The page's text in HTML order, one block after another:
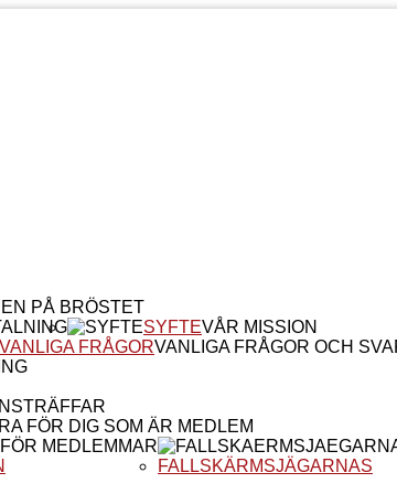
PÅ BRÖSTET
SYFTEVÅR MISSION
VANLIGA FRÅGORVANLIGA FRÅGOR OCH
FÖR DIG SOM ÄR MEDLEM
MEDLEMMAR
FALLSKÄRMSJÄGARNAS